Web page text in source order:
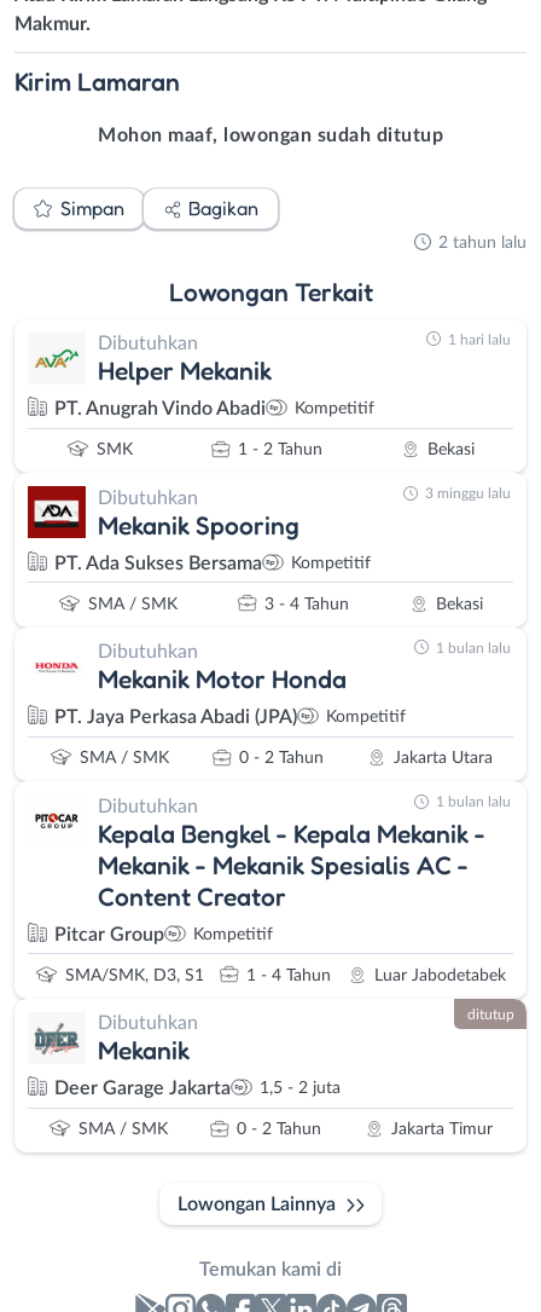
Makmur.
Kirim Lamaran
Mohon maaf, lowongan sudah ditutup
Simpan Bagikan
2 tahun lalu
Lowongan Terkait
Dibutuhkan
Helper Mekanik
PT. Anugrah Vindo Abadi Kompetitif
SMK 1 - 2 Tahun Bekasi
1 hari lalu
Dibutuhkan
Mekanik Spooring
PT. Ada Sukses Bersama Kompetitif
SMA / SMK 3 - 4 Tahun Bekasi
3 minggu lalu
Dibutuhkan
Mekanik Motor Honda
PT. Jaya Perkasa Abadi (JPA) Kompetitif
SMA / SMK 0 - 2 Tahun Jakarta Utara
1 bulan lalu
Dibutuhkan
Kepala Bengkel - Kepala Mekanik -
Mekanik - Mekanik Spesialis AC -
Content Creator
Pitcar Group Kompetitif
SMA/SMK, D3, S1 1 - 4 Tahun Luar Jabodetabek
1 bulan lalu
Dibutuhkan
Mekanik
Deer Garage Jakarta 1,5 - 2 juta
SMA / SMK 0 - 2 Tahun Jakarta Timur
ditutup
Lowongan Lainnya
Temukan kami di